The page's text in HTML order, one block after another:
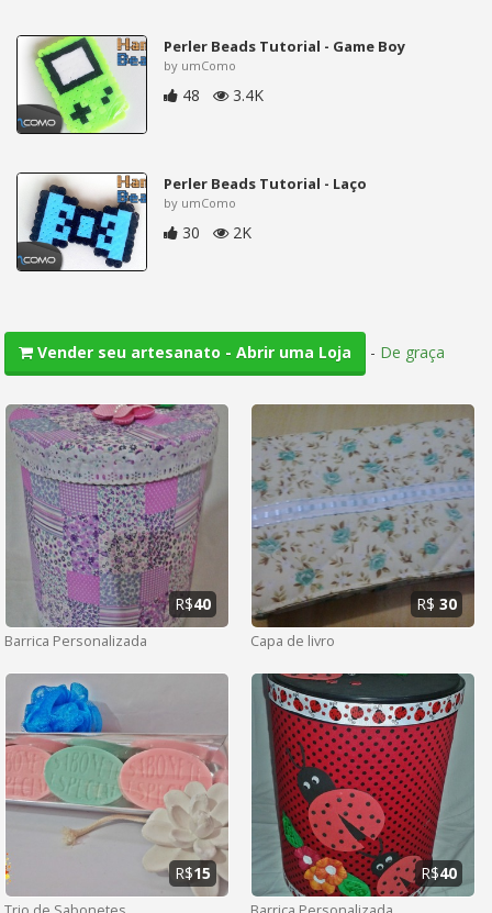
Perler Beads Tutorial - Game Boy
by umComo
48 3.4K
Perler Beads Tutorial - Laço
by umComo
30 2K
Vender seu artesanato - Abrir uma Loja - De graça
Barrica Personalizada
R$40
Capa de livro
R$ 30
R$15 R$40